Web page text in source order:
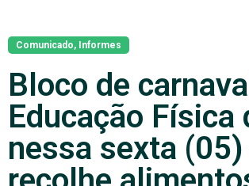
Comunicado, Informes
Bloco de
Educação Física
nessa sexta (05)